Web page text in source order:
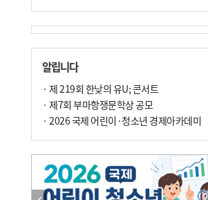
알립니다
· 제 219회 한낮의 유U; 콘서트
· 제7회 부마항쟁문학상 공모
· 2026 국제 어린이·청소년 경제아카데미